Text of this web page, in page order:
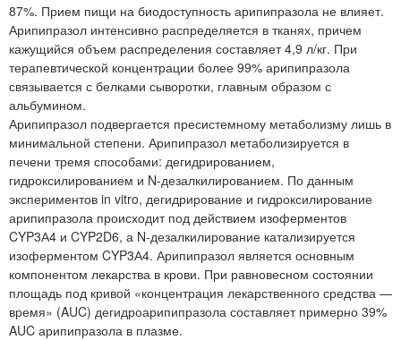
87%. Прием пищи на биодоступность арипипразола не влияет.
Арипипразол интенсивно распределяется в тканях, причем
кажущийся объем распределения составляет 4,9 л/кг. При
терапевтической концентрации более 99% арипипразола
связывается с белками сыворотки, главным образом с
альбумином.
Арипипразол подвергается пресистемному метаболизму лишь в
минимальной степени. Арипипразол метаболизируется в
печени тремя способами: дегидрированием,
гидроксилированием и N-дезалкилированием. По данным
экспериментов in vitro, дегидрирование и гидроксилирование
арипипразола происходит под действием изоферментов
CYP3А4 и CYP2D6, а N-дезалкилирование катализируется
изоферментом CYP3А4. Арипипразол является основным
компонентом лекарства в крови. При равновесном состоянии
площадь под кривой «концентрация лекарственного средства —
время» (AUC) дегидроарипипразола составляет примерно 39%
AUC арипипразола в плазме.